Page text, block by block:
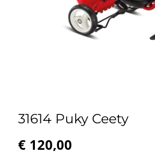
31614 Puky Ceety
€ 120,00